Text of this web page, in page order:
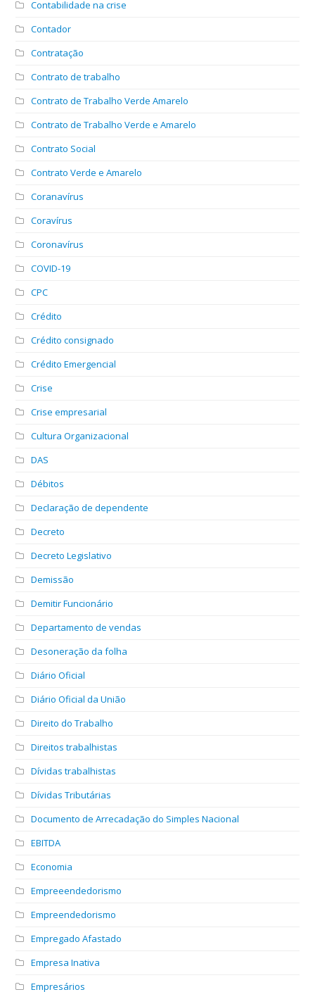
Contabilidade na crise
Contador
Contratação
Contrato de trabalho
Contrato de Trabalho Verde Amarelo
Contrato de Trabalho Verde e Amarelo
Contrato Social
Contrato Verde e Amarelo
Coranavírus
Coravírus
Coronavírus
COVID-19
CPC
Crédito
Crédito consignado
Crédito Emergencial
Crise
Crise empresarial
Cultura Organizacional
DAS
Débitos
Declaração de dependente
Decreto
Decreto Legislativo
Demissão
Demitir Funcionário
Departamento de vendas
Desoneração da folha
Diário Oficial
Diário Oficial da União
Direito do Trabalho
Direitos trabalhistas
Dívidas trabalhistas
Dívidas Tributárias
Documento de Arrecadação do Simples Nacional
EBITDA
Economia
Empreeendedorismo
Empreendedorismo
Empregado Afastado
Empresa Inativa
Empresários